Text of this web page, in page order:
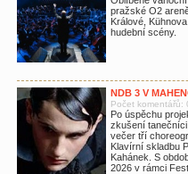
pražské O2
Králové,
hudební scény.
NDB 3 V
Počet komentářů:
Po úspěchu
zkušení
večer tří
Klavírní skladbu
Kahánek. S
2026 v rámci